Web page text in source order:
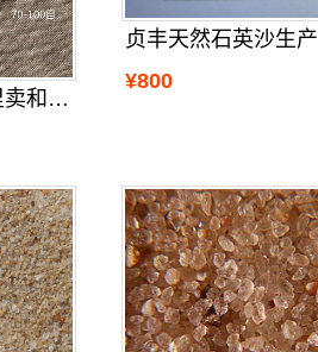
贵州兴义石英砂厂家哪里卖和生产
贞丰天然石英沙生产
¥800